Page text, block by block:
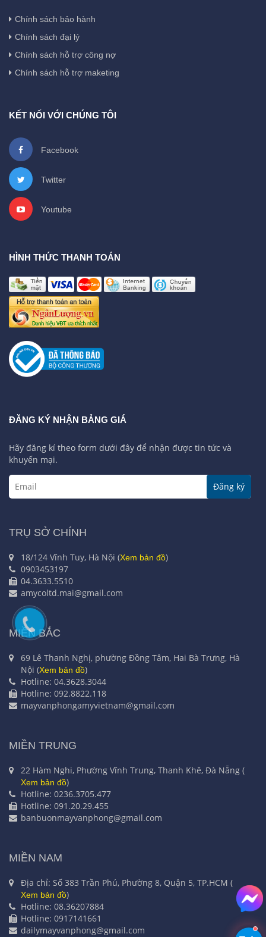
Chính sách bảo hành
Chính sách đại lý
Chính sách hỗ trợ công nợ
Chính sách hỗ trợ maketing
KẾT NỐI VỚI CHÚNG TÔI
Facebook
Twitter
Youtube
HÌNH THỨC THANH TOÁN
ĐĂNG KÝ NHẬN BẢNG GIÁ
Hãy đăng kí theo form dưới đây để nhận được tin tức và
khuyến mại.
Đăng ký
TRỤ SỞ CHÍNH
18/124 Vĩnh Tuy, Hà Nội (Xem bản đồ)
0903453197
04.3633.5510
amycoltd.mai@gmail.com
MIỀN BẮC
69 Lê Thanh Nghị, phường Đồng Tâm, Hai Bà Trưng, Hà
Nội (Xem bản đồ)
Hotline: 04.3628.3044
Hotline: 092.8822.118
mayvanphongamyvietnam@gmail.com
MIỀN TRUNG
22 Hàm Nghi, Phường Vĩnh Trung, Thanh Khê, Đà Nẵng (
Xem bản đồ)
Hotline: 0236.3705.477
Hotline: 091.20.29.455
banbuonmayvanphong@gmail.com
MIỀN NAM
Địa chỉ: Số 383 Trần Phú, Phường 8, Quận 5, TP.HCM (
Xem bản đồ)
Hotline: 08.36207884
Hotline: 0917141661
dailymayvanphong@gmail.com